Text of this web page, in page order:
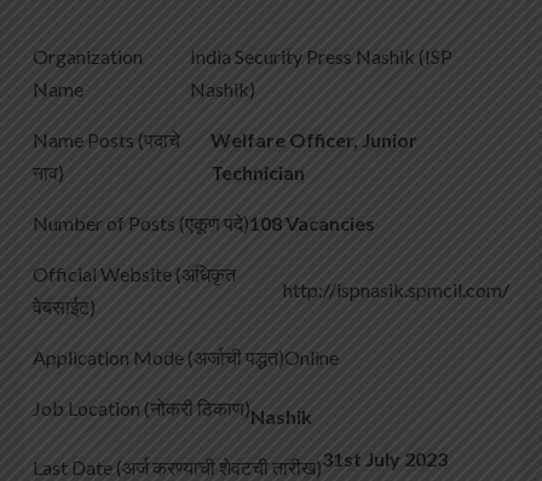
Organization
Name
India Security Press Nashik (ISP
Nashik)
Name Posts (पदाचे
नाव)
Welfare Officer, Junior
Technician
Number of Posts (एकूण पदे)108 Vacancies
Official Website (अधिकृत
वेबसाईट)
http://ispnasik.spmcil.com/
Application Mode (अर्जाची पद्धत)Online
Job Location (नोकरी ठिकाण)Nashik
Last Date (अर्ज करण्याची शेवटची तारीख)31st July 2023